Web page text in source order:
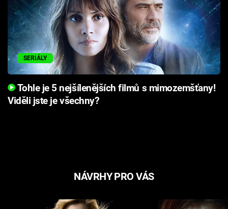
Přihlášení
Sledujte nás
SERIÁLY
Tohle je 5 nejšílenějších filmů s mimozemšťany!
Viděli jste je všechny?
NÁVRHY PRO VÁS